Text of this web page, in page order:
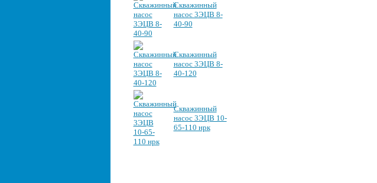
Скважинный
насос 3ЭЦВ 8-
40-90
Скважинный
насос 3ЭЦВ 8-
40-120
Скважинный
насос 3ЭЦВ 10-
65-110 нрк